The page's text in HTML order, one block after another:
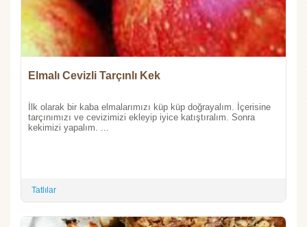
Elmalı Cevizli Tarçınlı Kek
İlk olarak bir kaba elmalarımızı küp küp doğrayalım. İçerisine
tarçınımızı ve cevizimizi ekleyip iyice katıştıralım. Sonra
kekimizi yapalım. ...
Tatlılar